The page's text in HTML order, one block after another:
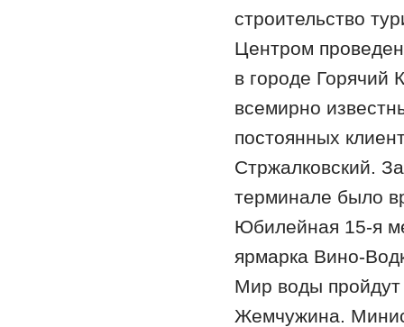
строительство
Центром
в городе Горячий
всемирно
постоянных
Стржалковский.
терминале было
Юбилейная 15-я
ярмарка Вино-
Мир воды пройдут
Жемчужина.